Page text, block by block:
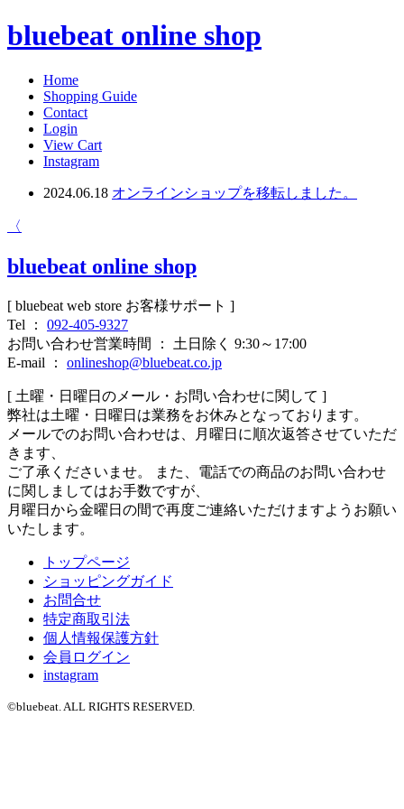
bluebeat online shop
Home
Shopping Guide
Contact
Login
View Cart
Instagram
2024.06.18 オンラインショップを移転しました。
〈
bluebeat online shop
[ bluebeat web store お客様サポート ]
Tel ： 092-405-9327
お問い合わせ営業時間 ： 土日除く 9:30～17:00
E-mail ： onlineshop@bluebeat.co.jp
[ 土曜・日曜日のメール・お問い合わせに関して ]
弊社は土曜・日曜日は業務をお休みとなっております。
メールでのお問い合わせは、月曜日に順次返答させていただ
きます、
ご了承くださいませ。 また、電話での商品のお問い合わせ
に関しましてはお手数ですが、
月曜日から金曜日の間で再度ご連絡いただけますようお願い
いたします。
トップページ
ショッピングガイド
お問合せ
特定商取引法
個人情報保護方針
会員ログイン
instagram
©bluebeat. ALL RIGHTS RESERVED.